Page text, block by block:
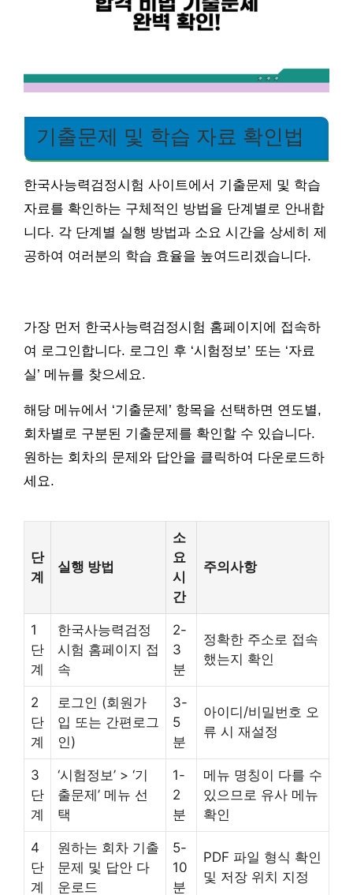
기출문제 및 학습 자료 확인법
한국사능력검정시험 사이트에서 기출문제 및 학습
자료를 확인하는 구체적인 방법을 단계별로 안내합
니다. 각 단계별 실행 방법과 소요 시간을 상세히 제
공하여 여러분의 학습 효율을 높여드리겠습니다.
가장 먼저 한국사능력검정시험 홈페이지에 접속하
여 로그인합니다. 로그인 후 ‘시험정보’ 또는 ‘자료
실’ 메뉴를 찾으세요.
해당 메뉴에서 ‘기출문제’ 항목을 선택하면 연도별,
회차별로 구분된 기출문제를 확인할 수 있습니다.
원하는 회차의 문제와 답안을 클릭하여 다운로드하
세요.
단
계
실행 방법
소
요
시
간
주의사항
1
단
계
한국사능력검정
시험 홈페이지 접
속
2-
3
분
정확한 주소로 접속
했는지 확인
2
단
계
로그인 (회원가
입 또는 간편로그
인)
3-
5
분
아이디/비밀번호 오
류 시 재설정
3
단
계
‘시험정보’ > ‘기
출문제’ 메뉴 선
택
1-
2
분
메뉴 명칭이 다를 수
있으므로 유사 메뉴
확인
4
단
계
원하는 회차 기출
문제 및 답안 다
운로드
5-
10
분
PDF 파일 형식 확인
및 저장 위치 지정